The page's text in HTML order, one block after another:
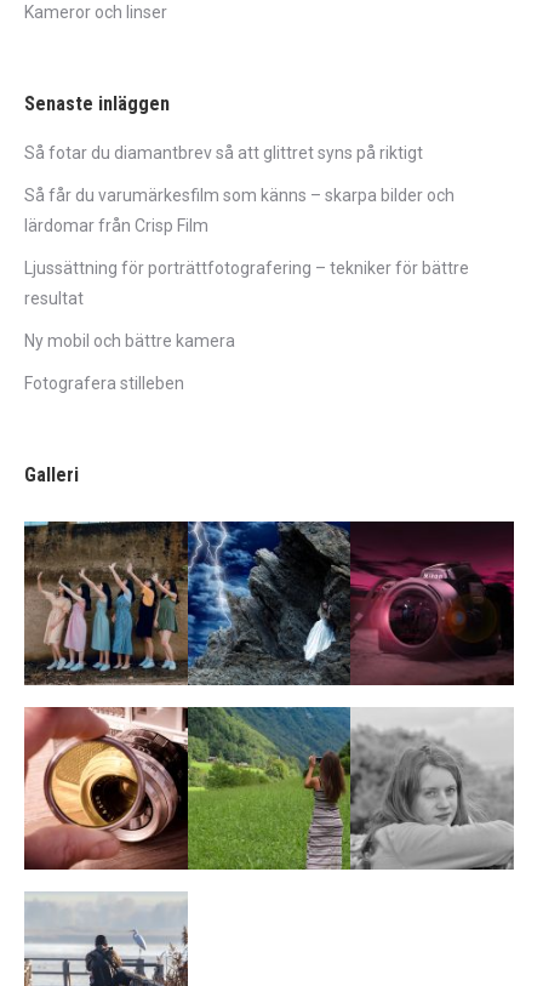
Kameror och linser
Senaste inläggen
Så fotar du diamantbrev så att glittret syns på riktigt
Så får du varumärkesfilm som känns – skarpa bilder och
lärdomar från Crisp Film
Ljussättning för porträttfotografering – tekniker för bättre
resultat
Ny mobil och bättre kamera
Fotografera stilleben
Galleri